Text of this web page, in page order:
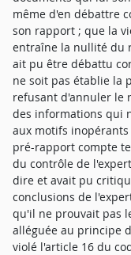
même d'en débattre
son rapport ; que la
entraîne la nullité du
ait pu être débattu
ne soit pas établie la
refusant d'annuler le
des informations qui
aux motifs
pré-rapport compte
du contrôle de
dire et avait pu
conclusions de
qu'il ne prouvait pas
alléguée au principe
violé l'article 16 du